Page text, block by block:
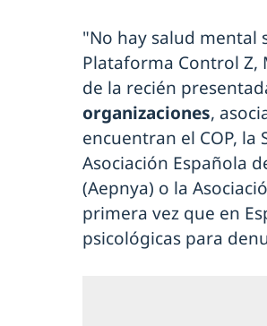
"No hay salud mental
Plataforma Control Z,
de la recién
organizaciones,
encuentran el COP, la
Asociación Española
(Aepnya) o la
primera vez que en
psicológicas para